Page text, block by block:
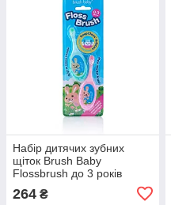
Набір дитячих зубних
щіток Brush Baby
Flossbrush до 3 років
264 ₴